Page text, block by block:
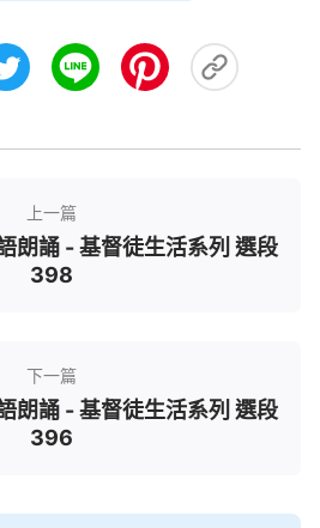
工的人都不能獲得聖靈的開
——《跟隨羔羊唱新歌》
上一篇
朗誦 - 基督徒生活系列 選段
398
下一篇
朗誦 - 基督徒生活系列 選段
396